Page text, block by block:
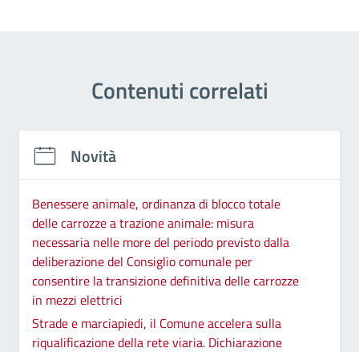
Contenuti correlati
Novità
Benessere animale, ordinanza di blocco totale
delle carrozze a trazione animale: misura
necessaria nelle more del periodo previsto dalla
deliberazione del Consiglio comunale per
consentire la transizione definitiva delle carrozze
in mezzi elettrici
Strade e marciapiedi, il Comune accelera sulla
riqualificazione della rete viaria. Dichiarazione